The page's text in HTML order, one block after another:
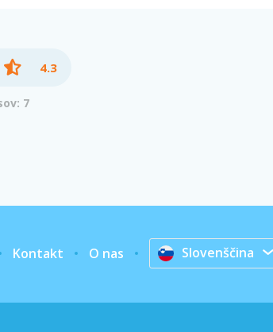
4.3
7
Kontakt O nas Slovenščina